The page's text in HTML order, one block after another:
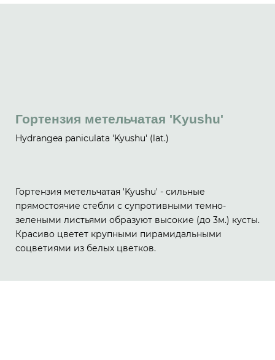
Гортензия метельчатая 'Kyushu'
Hydrangea paniculata 'Kyushu' (lat.)
Гортензия метельчатая 'Kyushu' - сильные
прямостоячие стебли с супротивными темно-
зелеными листьями образуют высокие (до 3м.) кусты.
Красиво цветет крупными пирамидальными
соцветиями из белых цветков.